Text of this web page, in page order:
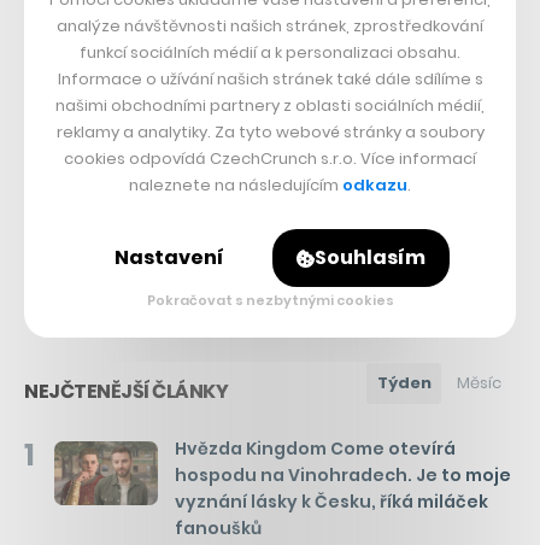
Sdílet článek
Přejít do diskuze
NEJČTENĚJŠÍ ČLÁNKY Týden Měsíc
1
Hvězda Kingdom Come otevírá
hospodu na Vinohradech. Je to moje
vyznání lásky k Česku, říká miláček
fanoušků
analýze návštěvnosti našich stránek, zprostředkování
funkcí sociálních médií a k personalizaci obsahu.
Informace o užívání našich stránek také dále sdílíme s
našimi obchodními partnery z oblasti sociálních médií,
reklamy a analytiky. Za tyto webové stránky a soubory
cookies odpovídá CzechCrunch s.r.o. Více informací
naleznete na následujícím odkazu.
Nastavení Souhlasím
Pokračovat s nezbytnými cookies